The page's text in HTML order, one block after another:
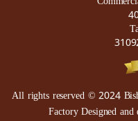
All rights reserved © 2024
FactoryDesigned and